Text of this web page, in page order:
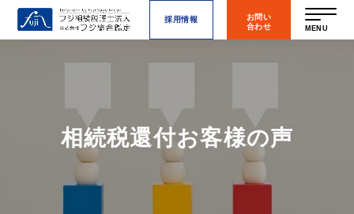
採用情報
お問い
合わせ
MENU
相続税還付お客様の声